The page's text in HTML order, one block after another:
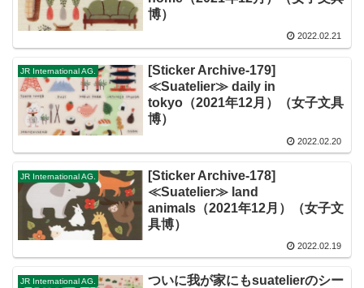
博）
2022.02.21
JR International AG.
[Sticker Archive-179]
≪Suatelier≫ daily in
tokyo（2021年12月）（女子文具
博）
2022.02.20
JR International AG.
[Sticker Archive-178]
≪Suatelier≫ land
animals（2021年12月）（女子文
具博）
2022.02.19
JR International AG.
ついに我が家にもsuatelierのシー